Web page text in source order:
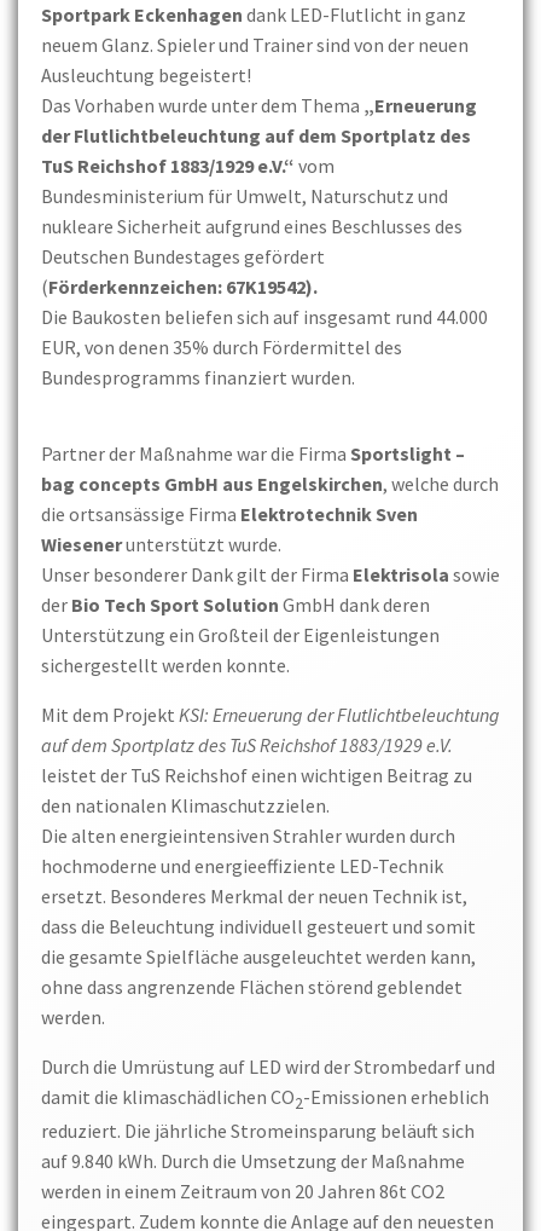
Sportpark Eckenhagen dank LED-Flutlicht in ganz
neuem Glanz. Spieler und Trainer sind von der neuen
Ausleuchtung begeistert!
Das Vorhaben wurde unter dem Thema „Erneuerung
der Flutlichtbeleuchtung auf dem Sportplatz des
TuS Reichshof 1883/1929 e.V.“ vom
Bundesministerium für Umwelt, Naturschutz und
nukleare Sicherheit aufgrund eines Beschlusses des
Deutschen Bundestages gefördert
(Förderkennzeichen: 67K19542).
Die Baukosten beliefen sich auf insgesamt rund 44.000
EUR, von denen 35% durch Fördermittel des
Bundesprogramms finanziert wurden.
Partner der Maßnahme war die Firma Sportslight –
bag concepts GmbH aus Engelskirchen, welche durch
die ortsansässige Firma Elektrotechnik Sven
Wiesenerunterstützt wurde.
Unser besonderer Dank gilt der Firma Elektrisola sowie
der Bio Tech Sport Solution GmbH dank deren
Unterstützung ein Großteil der Eigenleistungen
sichergestellt werden konnte.
Mit dem Projekt KSI: Erneuerung der Flutlichtbeleuchtung
auf dem Sportplatz des TuS Reichshof 1883/1929 e.V.
leistet der TuS Reichshof einen wichtigen Beitrag zu
den nationalen Klimaschutzzielen.
Die alten energieintensiven Strahler wurden durch
hochmoderne und energieeffiziente LED-Technik
ersetzt. Besonderes Merkmal der neuen Technik ist,
dass die Beleuchtung individuell gesteuert und somit
die gesamte Spielfläche ausgeleuchtet werden kann,
ohne dass angrenzende Flächen störend geblendet
werden.
Durch die Umrüstung auf LED wird der Strombedarf und
damit die klimaschädlichen CO2-Emissionen erheblich
reduziert. Die jährliche Stromeinsparung beläuft sich
auf 9.840 kWh. Durch die Umsetzung der Maßnahme
werden in einem Zeitraum von 20 Jahren 86t CO2
eingespart. Zudem konnte die Anlage auf den neuesten